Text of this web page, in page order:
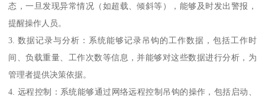
态，一旦发现异常情况（如超载、倾斜等），能够及时发出警报，
提醒操作人员。
3. 数据记录与分析：系统能够记录吊钩的工作数据，包括工作时
间、负载重量、工作次数等信息，并能够对这些数据进行分析，为
管理者提供决策依据。
4. 远程控制：系统能够通过网络远程控制吊钩的操作，包括启动、